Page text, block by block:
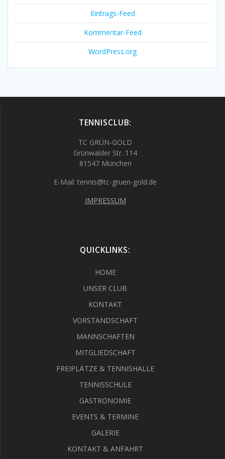
Eintrags-Feed
Kommentar-Feed
WordPress.org
TENNISCLUB:
TC GRÜN-GOLD
Grünwalder Str. 114
81547 München
E-Mail: tennis@tc-gruen-gold.de
IMPRESSUM
QUICKLINKS:
HOME
UNSER CLUB
KONTAKT
VORSTANDSCHAFT
MANNSCHAFTEN
MITGLIEDSCHAFT
FREIPLÄTZE & TENNISHALLE
TENNISSCHULE
GASTRONOMIE
EVENTS & TERMINE
GALERIE
KONTAKT & ANFAHRT